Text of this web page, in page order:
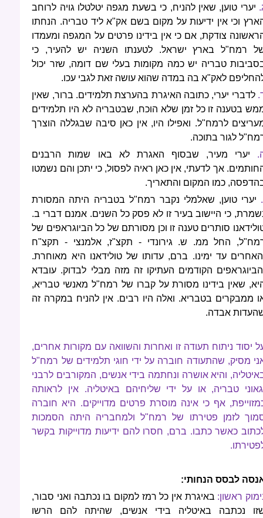
יערי טוען, שאין להניח, כי בשעת מגפה יטלטלו גויה לרוחב
וכי אין ידיעות על מקום בשם אק"א ליד טבריה. הנחתו
צודקת, אם כי אין בידינו פרטים על המגפה ומעמדו
רמח"ל בארץ ישראל. לטענתו השניה יש להעיר, כי
טבריה יש כמה מקומות בעלי שם דומה, שזר יכול
לאק"א בה במדה שהוא עושה זאת לגבי עכו.
לדברי יערי, כתובה האיגרת בהערצת תלמידים. ברור, שאין
בטענה זו כל זמן שלא הוכח, שבטבריה לא היו תלמידים
לרמח"ל. ואפילו היו, אין כאן סיבה שבגללה הוצרך
לגור בתוכה.
יערי מעיר, שבסוף האגרת לא באו שמות הרבנים
אך לדעתי, אין כאן ראיה לפסול, כי יתכן והם נשמטו
כמו המקום והתאריך.
יערי טוען, שאלמלי נקבר רמח"ל בטבריה היתה המסורת
כי היישוב בעיר זו לא פסק כל השנים. אמנם דברי ב.
סותרים טענה זו וכן מסורתם של כל הביוגראפים של
החל ממ. ש. גירונדי - תקצ"ז, אלמנצי - תקצ"ח
עד ימינו. ברם, עדותו של טולידאנו היא מאוחרת.
הקודמים העתיקו זה מזה מבלי לבדוק. עובדא
שאין בידינו מסורת על קברו של רמח"ל מאנשי טבריא,
ממבקרים בטבריא. ואלה היו רבים. אין להניח במקרה זה
אבדה.
יסוד ניתוח תעודה זו ואחרות והשוואה עם מקורות אחרים,
מסיק, שהתעודה חוברה על ידי חוגי תלמידים של רמח"ל
והיא אושרה ונחתמה בידי אנשים, המקורבים לרבני
טבריה, או על ידי שליחיהם באיטליה. אין לראותה
אף כי אינה מוסרת פרטים מדוייקים. היא חוברה
לזמן פטירתו של רמח"ל ולמחבריה היתה הסמכות
כאשר כתבו. ברם, חסרו להם ידיעות מדוייקות בקשר
לבסס הנחותי:
ראשון: באיגרת אין כל רמז למקום בו נכתבה ואני סבור,
נכתבה באיטליה בידי אנשים, שהיתה להם הרשו